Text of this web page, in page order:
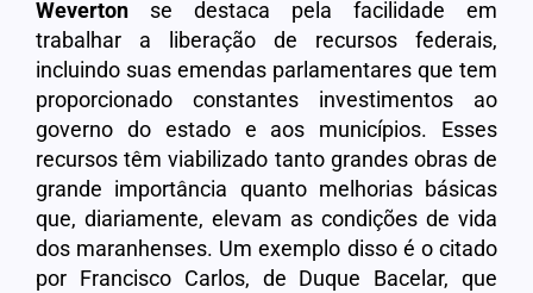
Weverton se destaca pela facilidade em
trabalhar a liberação de recursos federais,
incluindo suas emendas parlamentares que tem
proporcionado constantes investimentos ao
governo do estado e aos municípios. Esses
recursos têm viabilizado tanto grandes obras de
grande importância quanto melhorias básicas
que, diariamente, elevam as condições de vida
dos maranhenses. Um exemplo disso é o citado
por Francisco Carlos, de Duque Bacelar, que